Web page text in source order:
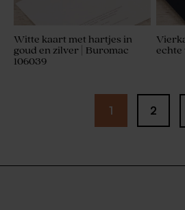
Witte kaart met hartjes in
goud en zilver | Buromac
106039
echte
1 2